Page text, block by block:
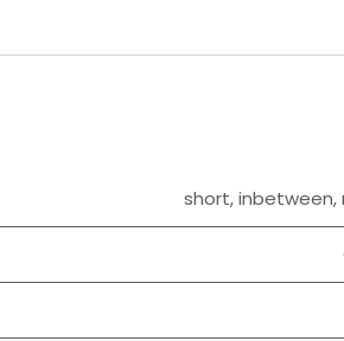
short,inbetween,